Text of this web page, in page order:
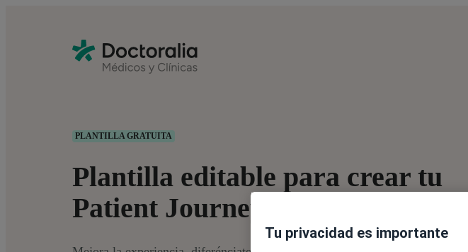
PLANTILLA GRATUITA
Plantilla editable para crear tu
Patient Journey Map
Tu privacidad es importante